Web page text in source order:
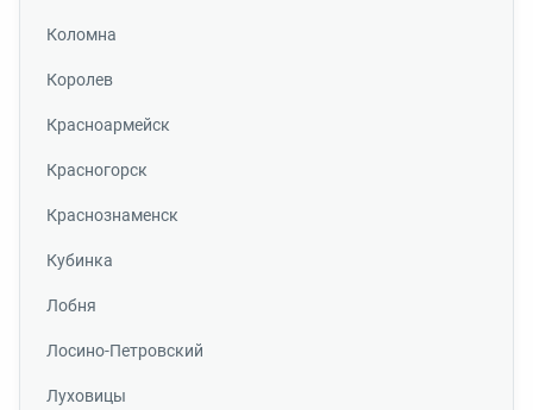
Коломна
Королев
Красноармейск
Красногорск
Краснознаменск
Кубинка
Лобня
Лосино-Петровский
Луховицы